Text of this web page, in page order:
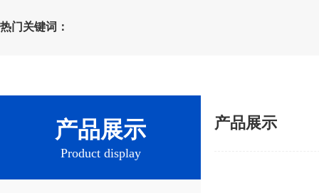
热门关键词：
产品展示
Product display
产品展示